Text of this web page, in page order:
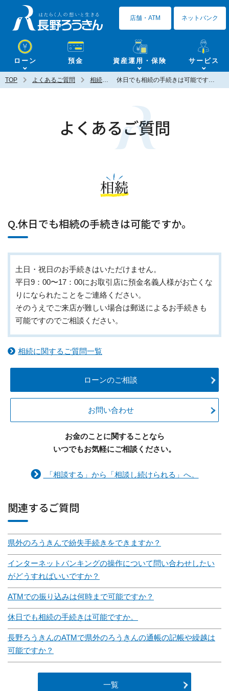
ローン 預金 資産運用・保険 サービス
店舗・ATM ネットバンク
TOP よくあるご質問 相続 休日でも相続の手続きは可能ですか。
よくあるご質問
相続
Q.休日でも相続の手続きは可能ですか。
土日・祝日のお手続きはいただけません。
平日9：00〜17：00にお取引店に預金名義人様がお亡くな
りになられたことをご連絡ください。
そのうえでご来店が難しい場合は郵送によるお手続きも
可能ですのでご相談ください。
相続に関するご質問一覧
ローンのご相談
お問い合わせ
お金のことに関することなら
いつでもお気軽にご相談ください。
「相談する」から「相談し続けられる」へ。
関連するご質問
県外のろうきんで紛失手続きをできますか？
インターネットバンキングの操作について問い合わせしたい
がどうすればいいですか？
ATMでの振り込みは何時まで可能ですか？
休日でも相続の手続きは可能ですか。
長野ろうきんのATMで県外のろうきんの通帳の記帳や繰越は
可能ですか？
一覧